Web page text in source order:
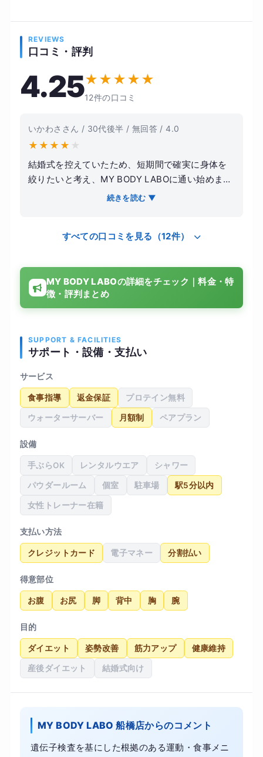
REVIEWS
口コミ・評判
4.25★★★★★
12件の口コミ
いかわささん / 30代後半 / 無回答 / 4.0
★ ★ ★ ★ ★
結婚式を控えていたため、短期間で確実に身体を
絞りたいと考え、MY BODY LABOに通い始めまし
た。パーソナルトレーニングなら自分に甘えが出
がらも、実際には筋力トレーニングが中心でし
少しマニュアル通りというか、型にはまった印象
を受けることも多かったです。食事指導に関して
も、糖質制限を強く勧められ、付き合いが多い私
には継続がかなり苦痛に感じられました。結果と
れはトレーニングのおかげというより食事制限の
影響が大きい気がします。生活習慣は変わりまし
たが、卒業後にこの食生活を維持できるかと言わ
れると疑問が残ります。
続きを読む ▼
すべての口コミを見る（12件）
MY BODY LABOの詳細をチェック｜料金・特
徴・評判まとめ
SUPPORT & FACILITIES
サポート・設備・支払い
サービス
食事指導 返金保証 プロテイン無料
ウォーターサーバー 月額制 ペアプラン
設備
手ぶらOK レンタルウエア シャワー
パウダールーム 個室 駐車場 駅5分以内
女性トレーナー在籍
支払い方法
クレジットカード 電子マネー 分割払い
得意部位
お腹 お尻 脚 背中 胸 腕
目的
ダイエット 姿勢改善 筋力アップ 健康維持
産後ダイエット 結婚式向け
MY BODY LABO 船橋店からのコメント
遺伝子検査を基にした根拠のある運動・食事メニ